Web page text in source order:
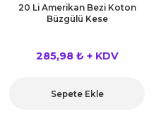
20 Li Amerikan Bezi Koton
Büzgülü Kese
285,98 ₺ + KDV
Sepete Ekle